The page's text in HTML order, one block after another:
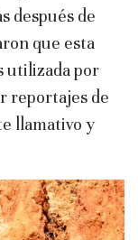
después de
que esta
utilizada por
reportajes de
llamativo y